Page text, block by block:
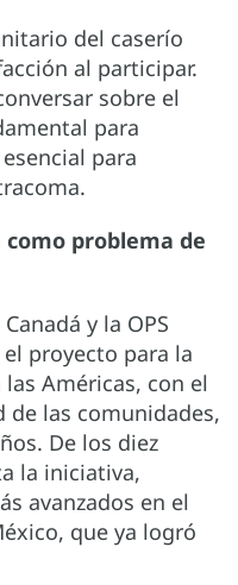
del caserío
al participar.
sobre el
para
para
problema de
y la OPS
proyecto para la
Américas, con el
las comunidades,
De los diez
la iniciativa,
avanzados en el
que ya logró